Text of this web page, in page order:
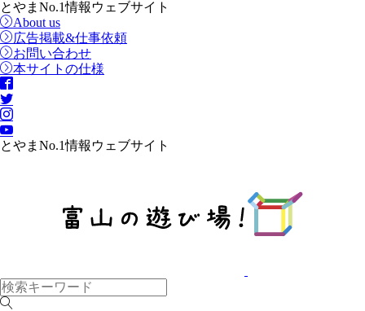
とやまNo.1情報ウェブサイト
About us
広告掲載&仕事依頼
お問い合わせ
本サイトの仕様
とやまNo.1情報ウェブサイト